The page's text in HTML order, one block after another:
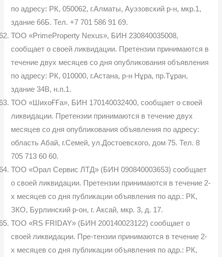
по адресу: РК, 050062, г.Алматы, Aуэзовский р-н, мкр.1,
здание 66Б. Тел. +7 701 586 91 69.
ТОО «PrimeProperty Nexus», БИН 230840035008,
сообщает о своей ликвидации. Претензии принимаются в
течение двух месяцев со дня опубликования объявления
по адресу: РК, 010000, г.Астана, р-н Нұра, пр.Тұран,
здание 34В, н.п.1.
ТОО «ШихоҒҒа», БИН 170140032400, сообщает о своей
ликвидации. Претензии принимаются в течение двух
месяцев со дня опубликования объявления по адресу:
область Абай, г.Семей, ул.Достоевского, дом 75. Тел. 8
705 713 60 60.
ТОО «Орал Сервис ЛТД» (БИН 090840003653) сообщает
о своей ликвидации. Претензии принимаются в течение 2-
х месяцев со дня публикации объявления по адр.: РК,
ЗКО, Бурлинский р-он, г. Аксай, мкр. 3, д. 17.
ТОО «RS FRIDAY» (БИН 200140023122) сообщает о
своей ликвидации. Пре-тензии принимаются в течение 2-
х месяцев со дня публикации объявления по адр.: РК,